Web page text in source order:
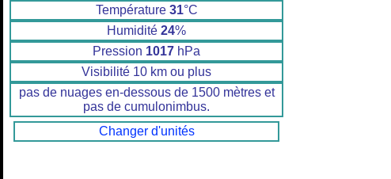
Température 31°C
Humidité 24%
Pression 1017 hPa
Visibilité 10 km ou plus
pas de nuages en-dessous de 1500 mètres et
pas de cumulonimbus.
Changer d'unités